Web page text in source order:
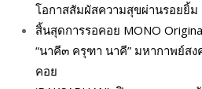
โอกาสสัมผัสความสุขผ่านรอยยิ้ม
สิ้นสุดการรอคอย MONO
“นาคี๓ ครุฑา นาคี” มหากาพย์ส
คอย